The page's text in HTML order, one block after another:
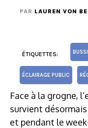
PAR LAUREN VON
ÉTIQUETTES:
ÉCLAIRAGE PUBLIC
Face à la grogne,
survient
et pendant le